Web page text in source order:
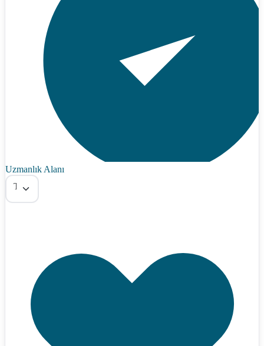
Uzmanlık Alanı
Tümü